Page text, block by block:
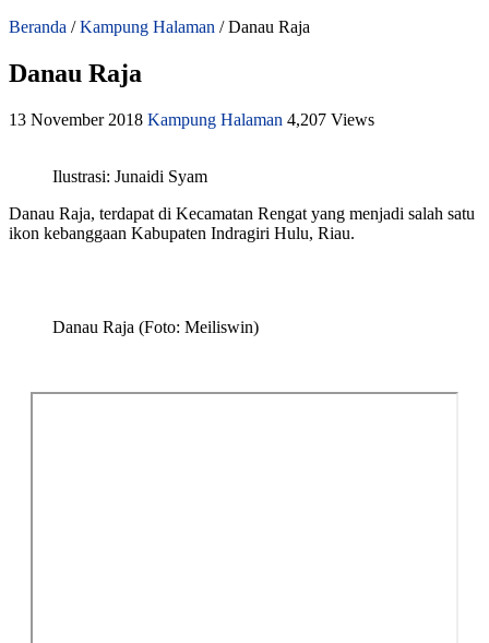
Beranda / Kampung Halaman / Danau Raja
Danau Raja
13 November 2018 Kampung Halaman 4,207 Views
Ilustrasi: Junaidi Syam
Danau Raja, terdapat di Kecamatan Rengat yang menjadi salah satu
ikon kebanggaan Kabupaten Indragiri Hulu, Riau.
Danau Raja (Foto: Meiliswin)